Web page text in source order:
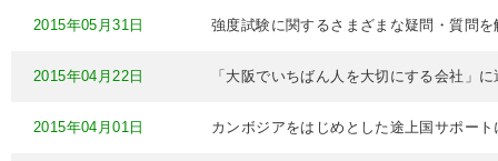
2015年05月31日 強度試験に関するさまざまな疑問・質問
2015年04月22日 「大阪でいちばん人を大切にする会社」
2015年04月01日 カンボジアをはじめとした途上国サポー